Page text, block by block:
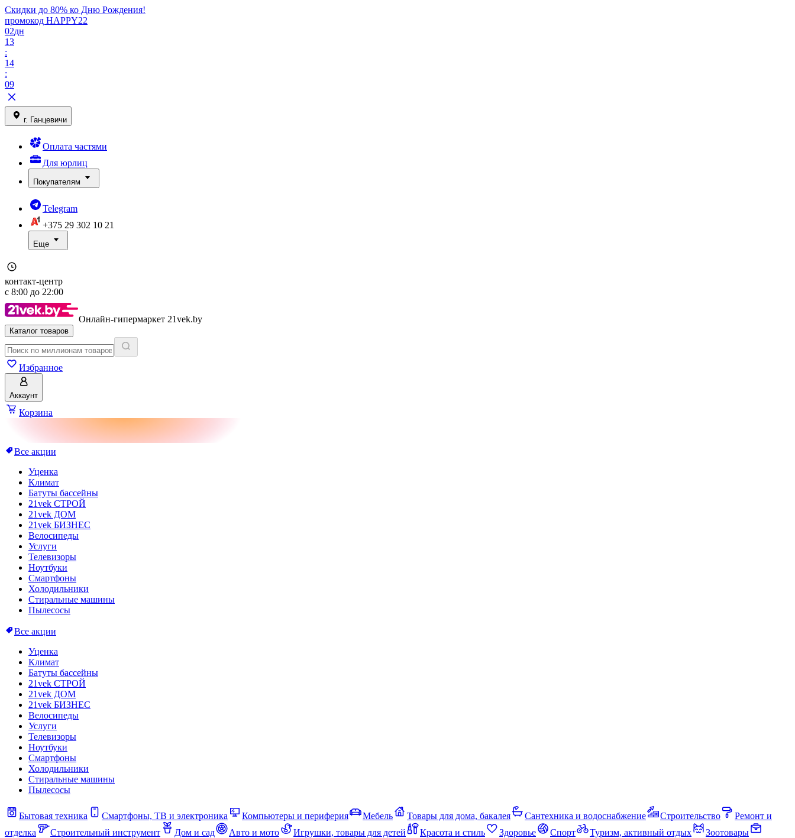
Скидки до 80% ко Дню Рождения!
промокод HAPPY22
02дн
13
:
14
:
09
г. Ганцевичи
Оплата частями
Для юрлиц
Покупателям
Telegram
+375 29 302 10 21
Еще
контакт-центр
с 8:00 до 22:00
Онлайн-гипермаркет 21vek.by
Каталог товаров
Избранное
Аккаунт
Корзина
Все акции
Уценка
Климат
Батуты бассейны
21vek СТРОЙ
21vek ДОМ
21vek БИЗНЕС
Велосипеды
Услуги
Телевизоры
Ноутбуки
Смартфоны
Холодильники
Стиральные машины
Пылесосы
Все акции
Уценка
Климат
Батуты бассейны
21vek СТРОЙ
21vek ДОМ
21vek БИЗНЕС
Велосипеды
Услуги
Телевизоры
Ноутбуки
Смартфоны
Холодильники
Стиральные машины
Пылесосы
Бытовая техника Смартфоны, ТВ и электроника Компьютеры и периферия Мебель Товары для дома, бакалея Сантехника и водоснабжение Строительство
Ремонт и
отделка
Строительный инструмент Дом и сад Авто и мото Игрушки, товары для детей Красота и стиль Здоровье Спорт Туризм, активный отдых
Зоотовары